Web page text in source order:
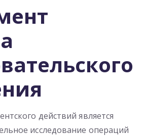
действий является
исследование операций